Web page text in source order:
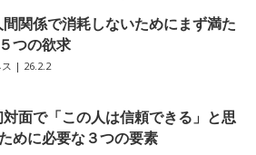
間関係で消耗しないためにまず満た
つの欲求
| 26.2.2
対面で「この人は信頼できる」と思
めに必要な３つの要素